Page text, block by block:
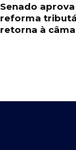
Senado
reforma
retorna à